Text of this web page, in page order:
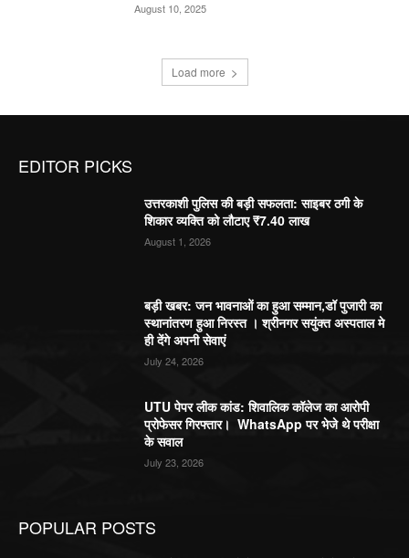
August 10, 2025
Load more
EDITOR PICKS
उत्तरकाशी पुलिस की बड़ी सफलता: साइबर ठगी के
शिकार व्यक्ति को लौटाए ₹7.40 लाख
August 1, 2026
बड़ी खबर: जन भावनाओं का हुआ सम्मान,डॉ पुजारी का
स्थानांतरण हुआ निरस्त । श्रीनगर सयुंक्त अस्पताल मे
ही देंगे अपनी सेवाएं
July 24, 2026
UTU पेपर लीक कांड: शिवालिक कॉलेज का आरोपी
प्रोफेसर गिरफ्तार। WhatsApp पर भेजे थे परीक्षा
के सवाल
July 23, 2026
POPULAR POSTS